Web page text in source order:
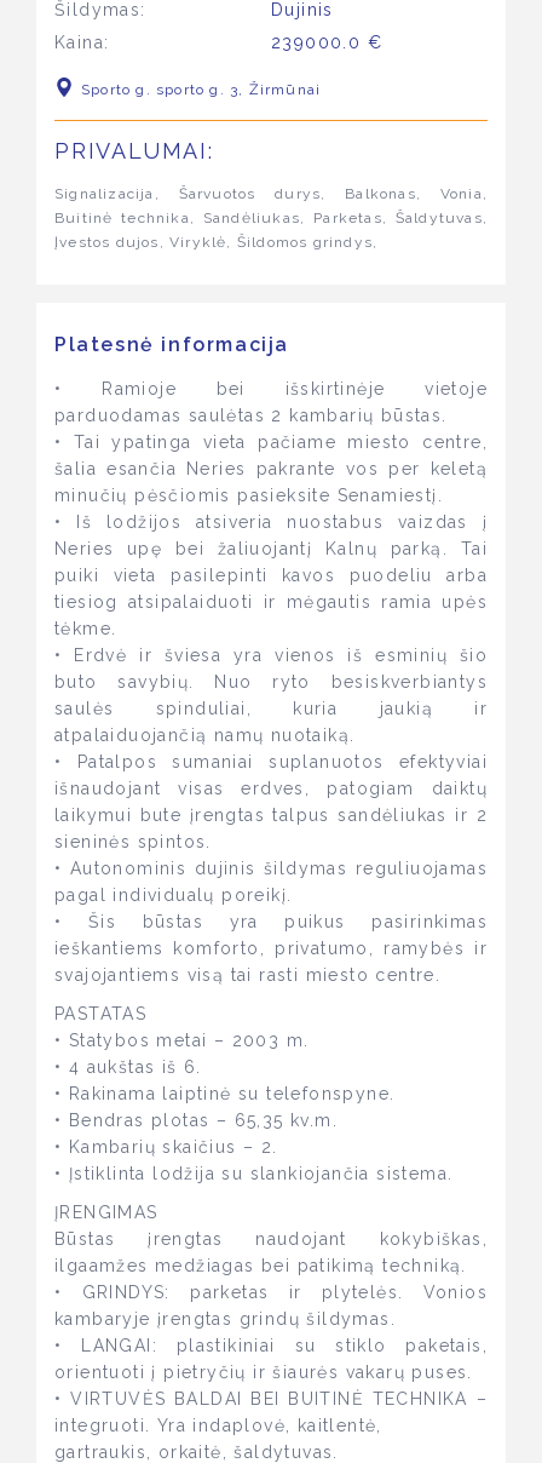
Šildymas:
Dujinis
Kaina:
239000.0 €
Sporto g. sporto g. 3, Žirmūnai
PRIVALUMAI:
Signalizacija, Šarvuotos durys, Balkonas, Vonia,
Buitinė technika, Sandėliukas, Parketas, Šaldytuvas,
Įvestos dujos, Viryklė, Šildomos grindys,
Platesnė informacija
• Ramioje bei išskirtinėje vietoje
parduodamas saulėtas 2 kambarių būstas.
• Tai ypatinga vieta pačiame miesto centre,
šalia esančia Neries pakrante vos per keletą
minučių pėsčiomis pasieksite Senamiestį.
• Iš lodžijos atsiveria nuostabus vaizdas į
Neries upę bei žaliuojantį Kalnų parką. Tai
puiki vieta pasilepinti kavos puodeliu arba
tiesiog atsipalaiduoti ir mėgautis ramia upės
tėkme.
• Erdvė ir šviesa yra vienos iš esminių šio
buto savybių. Nuo ryto besiskverbiantys
saulės spinduliai, kuria jaukią ir
atpalaiduojančią namų nuotaiką.
• Patalpos sumaniai suplanuotos efektyviai
išnaudojant visas erdves, patogiam daiktų
laikymui bute įrengtas talpus sandėliukas ir 2
sieninės spintos.
• Autonominis dujinis šildymas reguliuojamas
pagal individualų poreikį.
• Šis būstas yra puikus pasirinkimas
ieškantiems komforto, privatumo, ramybės ir
svajojantiems visą tai rasti miesto centre.
PASTATAS
• Statybos metai – 2003 m.
• 4 aukštas iš 6.
• Rakinama laiptinė su telefonspyne.
• Bendras plotas – 65,35 kv.m.
• Kambarių skaičius – 2.
• Įstiklinta lodžija su slankiojančia sistema.
ĮRENGIMAS
Būstas įrengtas naudojant kokybiškas,
ilgaamžes medžiagas bei patikimą techniką.
• GRINDYS: parketas ir plytelės. Vonios
kambaryje įrengtas grindų šildymas.
• LANGAI: plastikiniai su stiklo paketais,
orientuoti į pietryčių ir šiaurės vakarų puses.
• VIRTUVĖS BALDAI BEI BUITINĖ TECHNIKA –
integruoti. Yra indaplovė, kaitlentė,
gartraukis, orkaitė, šaldytuvas.